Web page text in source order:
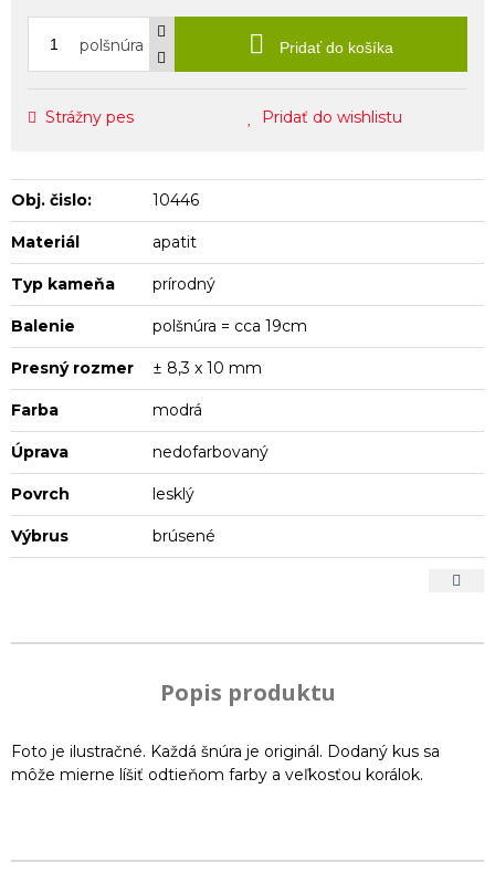
polšnúra Pridať do košíka
Strážny pes Pridať do wishlistu
Obj. čislo: 10446
Materiál apatit
Typ kameňa prírodný
Balenie polšnúra = cca 19cm
Presný rozmer ± 8,3 x 10 mm
Farba modrá
Úprava nedofarbovaný
Povrch lesklý
Výbrus brúsené
Popis produktu
Foto je ilustračné. Každá šnúra je originál. Dodaný kus sa
môže mierne líšiť odtieňom farby a veľkosťou korálok.